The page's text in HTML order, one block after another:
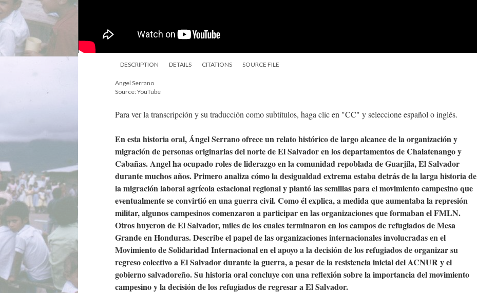
DESCRIPTION DETAILS CITATIONS SOURCE FILE
Angel Serrano
Source: YouTube
Para ver la transcripción y su traducción como subtítulos, haga clic en "CC" y seleccione español o inglés.
En esta historia oral, Ángel Serrano ofrece un relato histórico de largo alcance de la organización y
migración de personas originarias del norte de El Salvador en los departamentos de Chalatenango y
Cabañas. Angel ha ocupado roles de liderazgo en la comunidad repoblada de Guarjila, El Salvador
durante muchos años. Primero analiza cómo la desigualdad extrema estaba detrás de la larga historia de
la migración laboral agrícola estacional regional y plantó las semillas para el movimiento campesino que
eventualmente se convirtió en una guerra civil. Como él explica, a medida que aumentaba la represión
militar, algunos campesinos comenzaron a participar en las organizaciones que formaban el FMLN.
Otros huyeron de El Salvador, miles de los cuales terminaron en los campos de refugiados de Mesa
Grande en Honduras. Describe el papel de las organizaciones internacionales involucradas en el
Movimiento de Solidaridad Internacional en el apoyo a la decisión de los refugiados de organizar su
regreso colectivo a El Salvador durante la guerra, a pesar de la resistencia inicial del ACNUR y el
gobierno salvadoreño. Su historia oral concluye con una reflexión sobre la importancia del movimiento
campesino y la decisión de los refugiados de regresar a El Salvador.